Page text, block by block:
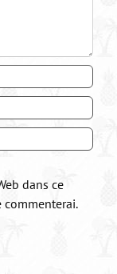
dans ce